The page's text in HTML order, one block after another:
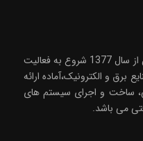
شركت مهندسی پیمان تحکیم خوزستان از سال 1377 شروع به فعاليت
در صنايع برق و الکترونیک،آماده ارائه
ساخت و اجرای سیستم های
می باشد.